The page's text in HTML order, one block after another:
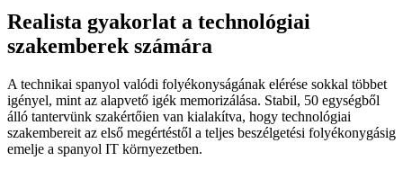
Realista gyakorlat a technológiai
szakemberek számára
A technikai spanyol valódi folyékonyságának elérése sokkal többet
igényel, mint az alapvető igék memorizálása. Stabil, 50 egységből
álló tantervünk szakértőien van kialakítva, hogy technológiai
szakembereit az első megértéstől a teljes beszélgetési folyékonygásig
emelje a spanyol IT környezetben.